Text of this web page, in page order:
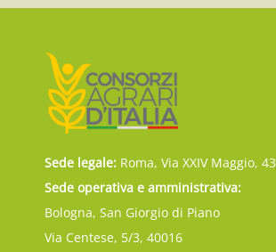
Sede legale: Roma, Via XXIV Maggio, 43
Sede operativa e amministrativa:
Bologna, San Giorgio di Piano
Via Centese, 5/3, 40016